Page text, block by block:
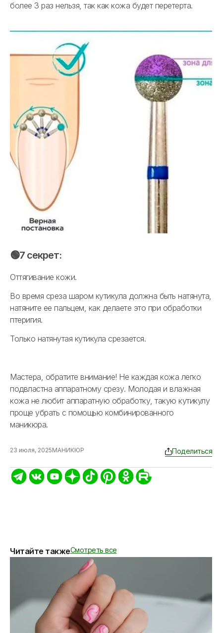
более 3 раз нельзя, так как кожа будет перетерта.
🟢7 секрет:
Оттягивание кожи.
Во время среза шаром кутикула должна быть натянута,
натяните ее пальцем, как делаете это при обработки
птеригия.
Только натянутая кутикула срезается.
Мастера, обратите внимание! Не каждая кожа легко
подвластна аппаратному срезу. Молодая и влажная
кожа не любит аппаратную обработку, такую кутикулу
проще убрать с помощью комбинированного
маникюра.
23 июля, 2025МАНИКЮР Поделиться
Читайте такжеСмотреть все